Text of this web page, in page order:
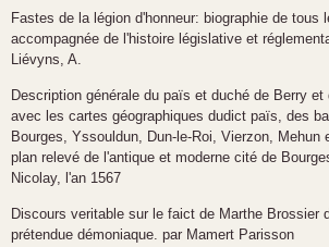
Fastes de la légion d'honneur: biographie de tous
accompagnée de l'histoire législative et
Liévyns, A.
Description générale du païs et duché de Berry et
avec les cartes géographiques dudict païs, des
Bourges, Yssouldun, Dun-le-Roi, Vierzon, Mehun
plan relevé de l'antique et moderne cité de
Nicolay, l'an 1567
Discours veritable sur le faict de Marthe Brossier
prétendue démoniaque. par Mamert Parisson